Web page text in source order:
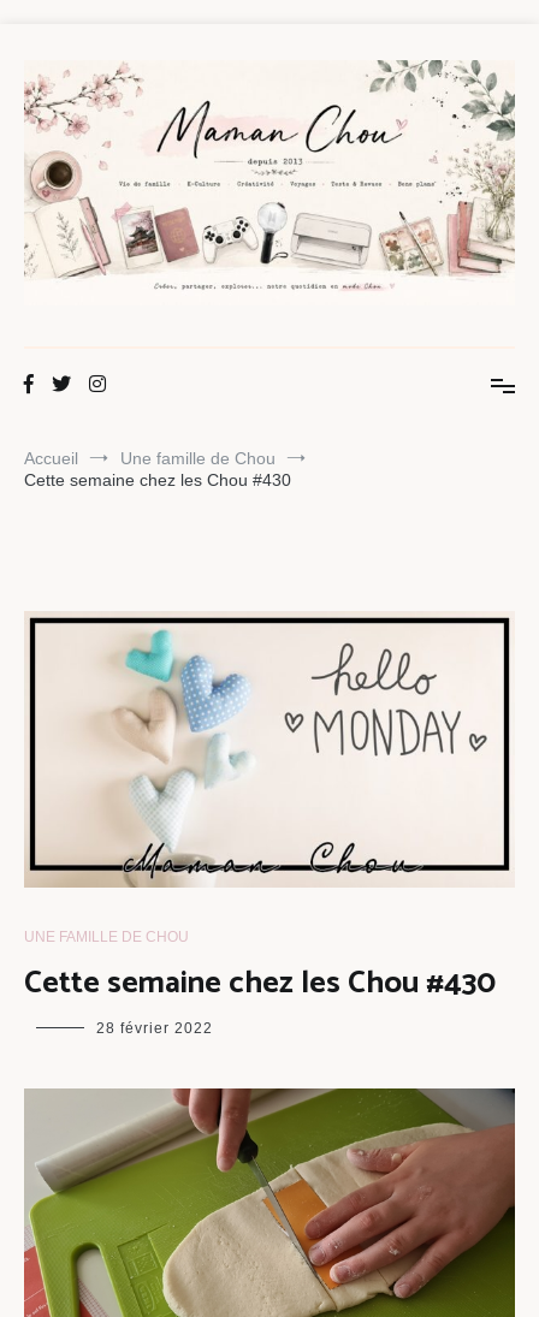
contenu
Maman Chou
Accueil
Une famille de Chou
Cette semaine chez les Chou #430
UNE FAMILLE DE CHOU
Cette semaine chez les Chou #430
maman
28 février 2022